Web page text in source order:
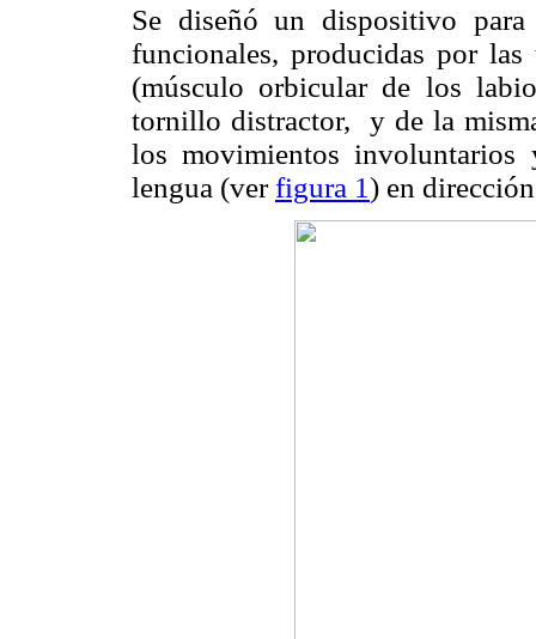
Se diseñó un dispositivo
funcionales, producidas por
(músculo orbicular de los
tornillo distractor, y de la
los movimientos
lengua (verfigura 1) en